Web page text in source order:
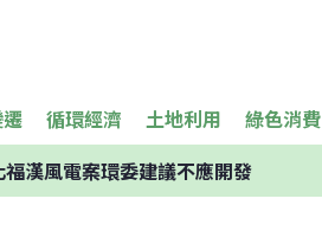
循環經濟 土地利用 綠色消費
漢風電案環委建議不應開發